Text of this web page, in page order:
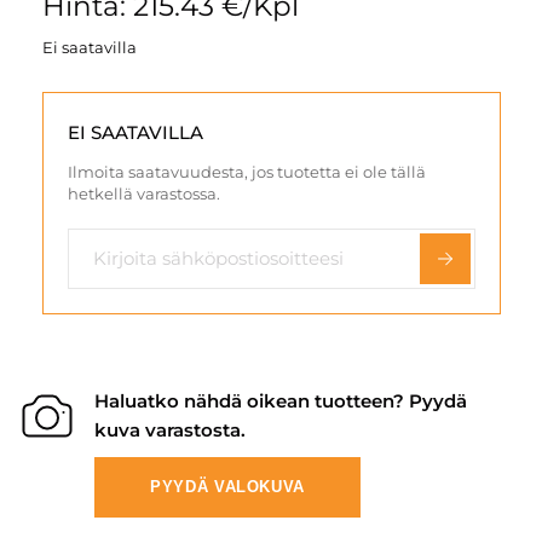
Ei saatavilla
EI SAATAVILLA
Ilmoita saatavuudesta, jos tuotetta ei ole tällä
hetkellä varastossa.
Haluatko nähdä oikean tuotteen? Pyydä
kuva varastosta.
PYYDÄ VALOKUVA